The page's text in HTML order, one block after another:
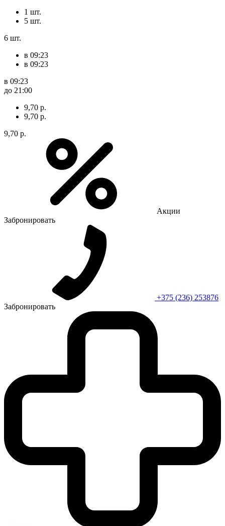
1 шт.
5 шт.
6 шт.
в 09:23
в 09:23
в 09:23
до 21:00
9,70 р.
9,70 р.
9,70 р.
Акции
Забронировать
+375 (236) 253876
Забронировать